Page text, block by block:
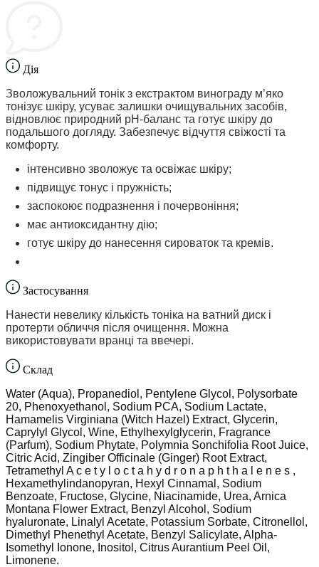
Дія
Зволожувальний тонік з екстрактом винограду м’яко
тонізує шкіру, усуває залишки очищувальних засобів,
відновлює природний pH-баланс та готує шкіру до
подальшого догляду. Забезпечує відчуття свіжості та
комфорту.
інтенсивно зволожує та освіжає шкіру;
підвищує тонус і пружність;
заспокоює подразнення і почервоніння;
має антиоксидантну дію;
готує шкіру до нанесення сироваток та кремів.
Застосування
Нанести невелику кількість тоніка на ватний диск і
протерти обличчя після очищення. Можна
використовувати вранці та ввечері.
Склад
Water (Aqua), Propanediol, Pentylene Glycol, Polysorbate
20, Phenoxyethanol, Sodium PCA, Sodium Lactate,
Hamamelis Virginiana (Witch Hazel) Extract, Glycerin,
Caprylyl Glycol, Wine, Ethylhexylglycerin, Fragrance
(Parfum), Sodium Phytate, Polymnia Sonchifolia Root Juice,
Citric Acid, Zingiber Officinale (Ginger) Root Extract,
Tetramethyl A c e t y l o c t a h y d r o n a p h t h a l e n e s ,
Hexamethylindanopyran, Hexyl Cinnamal, Sodium
Benzoate, Fructose, Glycine, Niacinamide, Urea, Arnica
Montana Flower Extract, Benzyl Alcohol, Sodium
hyaluronate, Linalyl Acetate, Potassium Sorbate, Citronellol,
Dimethyl Phenethyl Acetate, Benzyl Salicylate, Alpha-
Isomethyl Ionone, Inositol, Citrus Aurantium Peel Oil,
Limonene.